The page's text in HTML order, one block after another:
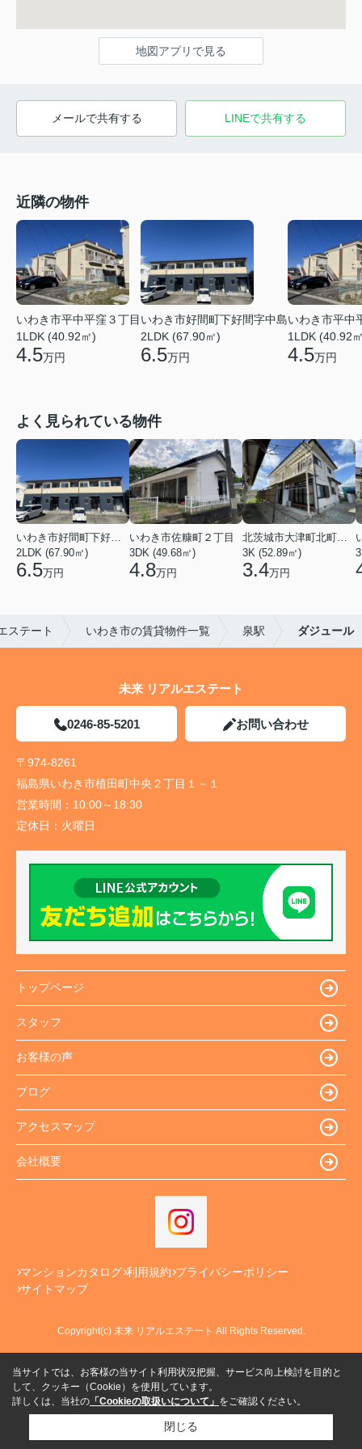
地図アプリで見る
メールで共有する LINEで共有する
近隣の物件
いわき市平中平窪３丁目
1LDK (40.92㎡)
4.5万円
いわき市好間町下好間字中島
2LDK (67.90㎡)
6.5万円
いわき市平中
1LDK (40.92
4.5万円
よく見られている物件
いわき市好間町下好間字中島
2LDK (67.90㎡)
6.5万円
いわき市佐糠町２丁目
3DK (49.68㎡)
4.8万円
北茨城市大津町北町４丁目
3K (52.89㎡)
3.4万円
ステート いわき市の賃貸物件一覧 泉駅 ダジュール
未来 リアルエステート
0246-85-5201 お問い合わせ
〒974-8261
福島県いわき市植田町中央２丁目１－１
営業時間： 10:00～18:30
定休日： 火曜日
トップページ
スタッフ
お客様の声
ブログ
アクセスマップ
会社概要
マンションカタログ 利用規約 プライバシーポリシー
サイトマップ
Copyright(c) 未来 リアルエステート All Rights Reserved.
当サイトでは、お客様の当サイト利用状況把握、サービス向上検討を目的と
して、クッキー（Cookie）を使用しています。
詳しくは、当社の 「Cookieの取扱いについて」 をご確認ください。
閉じる